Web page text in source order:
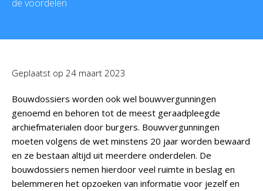
de voordelen
Geplaatst op 24 maart 2023
Bouwdossiers worden ook wel bouwvergunningen
genoemd en behoren tot de meest geraadpleegde
archiefmaterialen door burgers. Bouwvergunningen
moeten volgens de wet minstens 20 jaar worden bewaard
en ze bestaan altijd uit meerdere onderdelen. De
bouwdossiers nemen hierdoor veel ruimte in beslag en
belemmeren het opzoeken van informatie voor jezelf en